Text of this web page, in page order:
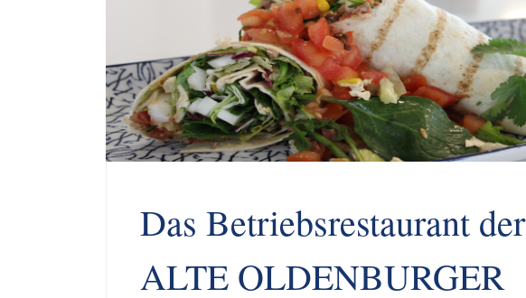
Das Betriebsrestaurant der
ALTE OLDENBURGER